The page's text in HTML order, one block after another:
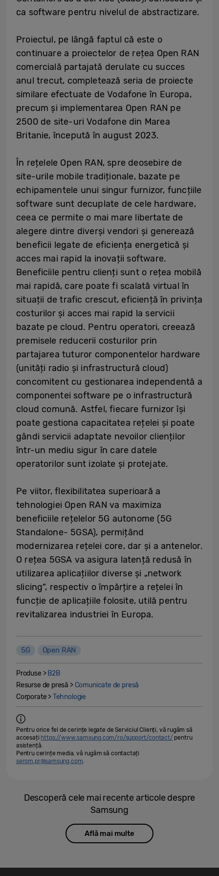
ca software pentru nivelul de abstractizare.
Proiectul, pe lângă faptul că este o
continuare a proiectelor de rețea Open RAN
comercială partajată derulate cu succes
anul trecut, completează seria de proiecte
similare efectuate de Vodafone în Europa,
precum și implementarea Open RAN pe
2500 de site-uri Vodafone din Marea
Britanie, începută în august 2023.
În rețelele Open RAN, spre deosebire de
site-urile mobile tradiționale, bazate pe
echipamentele unui singur furnizor, funcțiile
software sunt decuplate de cele hardware,
ceea ce permite o mai mare libertate de
alegere dintre diverși vendori și generează
beneficii legate de eficiența energetică și
acces mai rapid la inovații software.
Beneficiile pentru clienți sunt o rețea mobilă
mai rapidă, care poate fi scalată virtual în
situații de trafic crescut, eficiență în privința
costurilor și acces mai rapid la servicii
bazate pe cloud. Pentru operatori, creează
premisele reducerii costurilor prin
partajarea tuturor componentelor hardware
(unități radio și infrastructură cloud)
concomitent cu gestionarea independentă a
componentei software pe o infrastructură
cloud comună. Astfel, fiecare furnizor își
poate gestiona capacitatea rețelei și poate
gândi servicii adaptate nevoilor clienților
într-un mediu sigur în care datele
operatorilor sunt izolate și protejate.
Pe viitor, flexibilitatea superioară a
tehnologiei Open RAN va maximiza
beneficiile rețelelor 5G autonome (5G
Standalone- 5GSA), permițând
modernizarea rețelei core, dar și a antenelor.
O rețea 5GSA va asigura latență redusă în
utilizarea aplicațiilor diverse și „network
slicing”, respectiv o împărțire a rețelei în
funcție de aplicațiile folosite, utilă pentru
revitalizarea industriei în Europa.
5G Open RAN
Produse > B2B
Resurse de presă > Comunicate de presă
Corporate >Tehnologie
Pentru orice fel de cerințe legate de Serviciul Clienți, vă rugăm să
accesați https://www.samsung.com/ro/support/contact/ pentru
asistență.
Pentru cerințe media, vă rugăm să contactați
serom.pr@samsung.com.
Descoperă cele mai recente articole despre
Samsung
Află mai multe